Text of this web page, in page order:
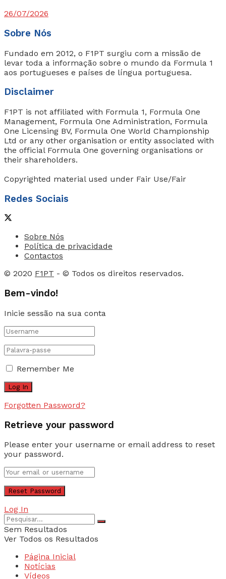
26/07/2026
Sobre Nós
Fundado em 2012, o F1PT surgiu com a missão de
levar toda a informação sobre o mundo da Formula 1
aos portugueses e países de língua portuguesa.
Disclaimer
F1PT is not affiliated with Formula 1, Formula One
Management, Formula One Administration, Formula
One Licensing BV, Formula One World Championship
Ltd or any other organisation or entity associated with
the official Formula One governing organisations or
their shareholders.
Copyrighted material used under Fair Use/Fair
Redes Sociais
Sobre Nós
Política de privacidade
Contactos
© 2020 F1PT - © Todos os direitos reservados.
Bem-vindo!
Inicie sessão na sua conta
Remember Me
Forgotten Password?
Retrieve your password
Please enter your username or email address to reset
your password.
Log In
Sem Resultados
Ver Todos os Resultados
Página Inicial
Notícias
Vídeos